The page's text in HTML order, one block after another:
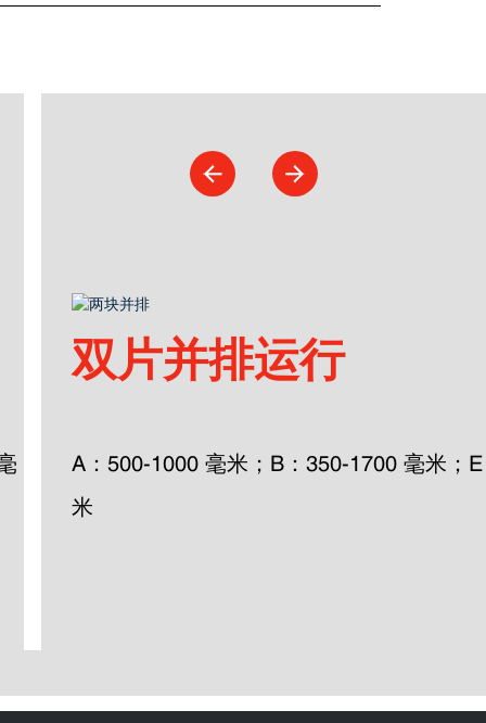
双片并排运行
A：500-1000 毫米；B：350-1700 毫米；
米